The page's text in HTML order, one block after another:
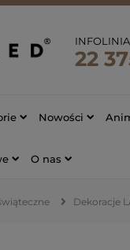
INFOLINIA
22
Nowości
O nas
Dekoracje